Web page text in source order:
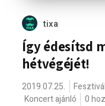
tixa
Így édesítsd
hétvégéjét!
2019.07.25.
Koncert ajánló
0